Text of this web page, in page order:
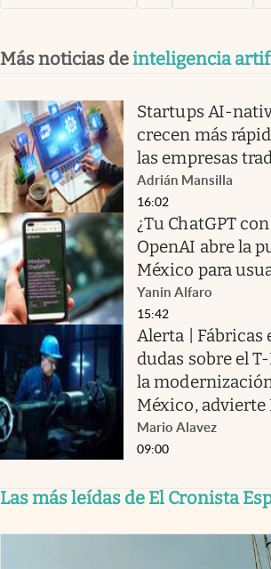
Más noticias deinteligencia
Startups AI-
crecen más
las empresas
Adrián Mansilla
16:02
¿Tu ChatGPT
OpenAI abre la
México para
Yanin Alfaro
15:42
Alerta | Fábricas
dudas sobre el
la
México, advierte
Mario Alavez
09:00
Las más leídas de El Cronista